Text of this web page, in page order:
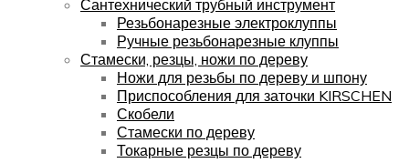
Сантехнический трубный инструмент
Резьбонарезные электроклуппы
Ручные резьбонарезные клуппы
Стамески, резцы, ножи по дереву
Ножи для резьбы по дереву и шпону
Приспособления для заточки KIRSCHEN
Скобели
Стамески по дереву
Токарные резцы по дереву